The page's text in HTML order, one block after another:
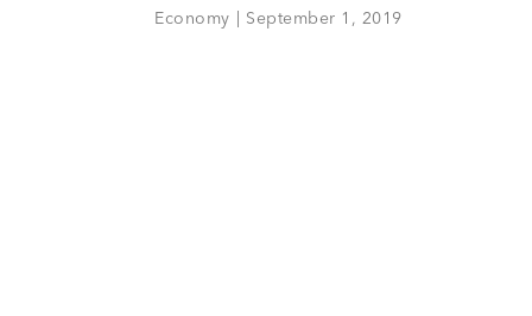
Economy September 1, 2019